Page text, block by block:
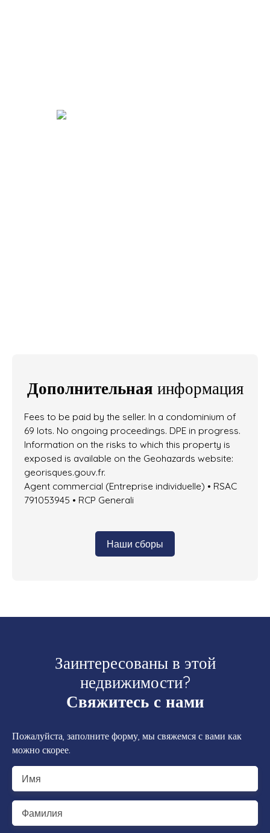
Дополнительная информация
Fees to be paid by the seller. In a condominium of
69 lots. No ongoing proceedings. DPE in progress.
Information on the risks to which this property is
exposed is available on the Geohazards website:
georisques.gouv.fr.
Agent commercial (Entreprise individuelle) • RSAC
791053945 • RCP Generali
Наши сборы
Заинтересованы в этой
недвижимости?
Свяжитесь с нами
Пожалуйста, заполните форму, мы свяжемся с вами как
можно скорее.
Имя
Фамилия